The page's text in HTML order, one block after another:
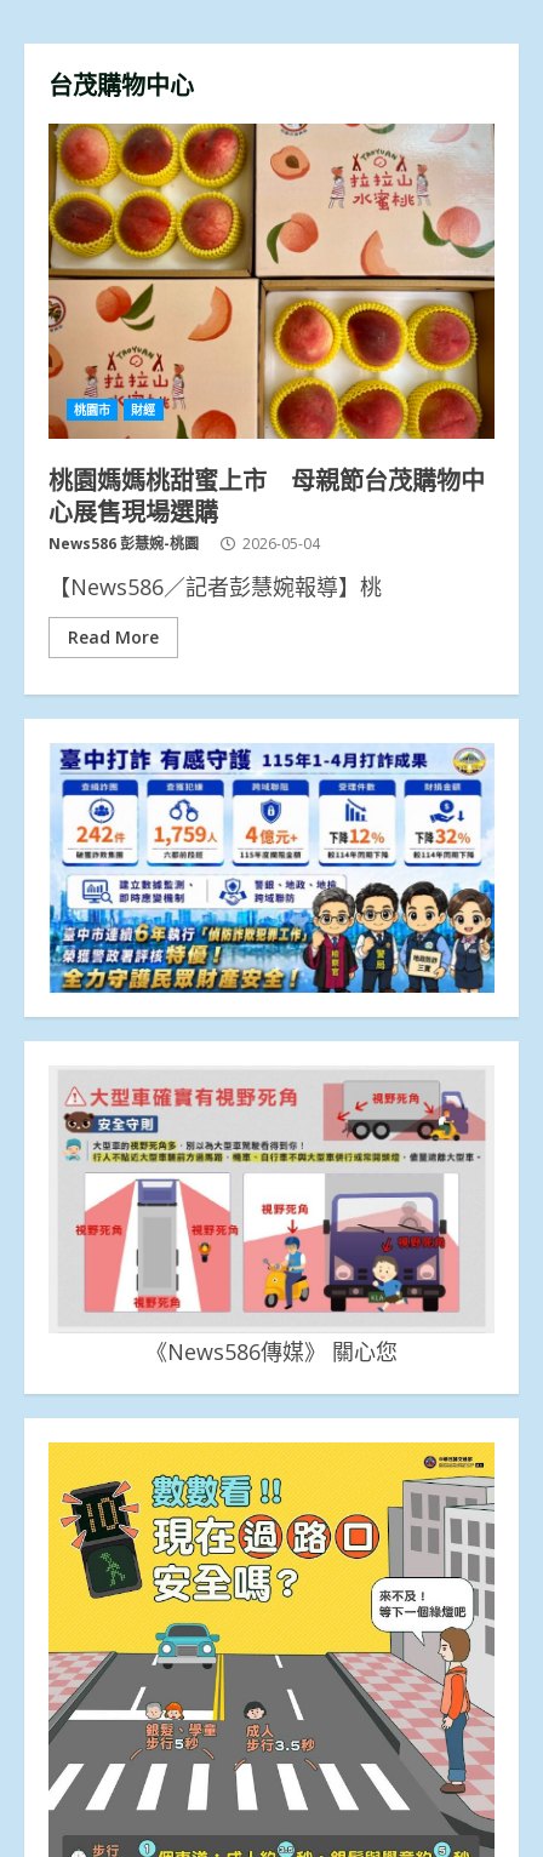
台茂購物中心
桃園市 財經
桃園媽媽桃甜蜜上市 母親節台茂購物中
心展售現場選購
News586 彭慧婉-桃園 2026-05-04
【News586／記者彭慧婉報導】桃
Read More
《News586傳媒》 關心您